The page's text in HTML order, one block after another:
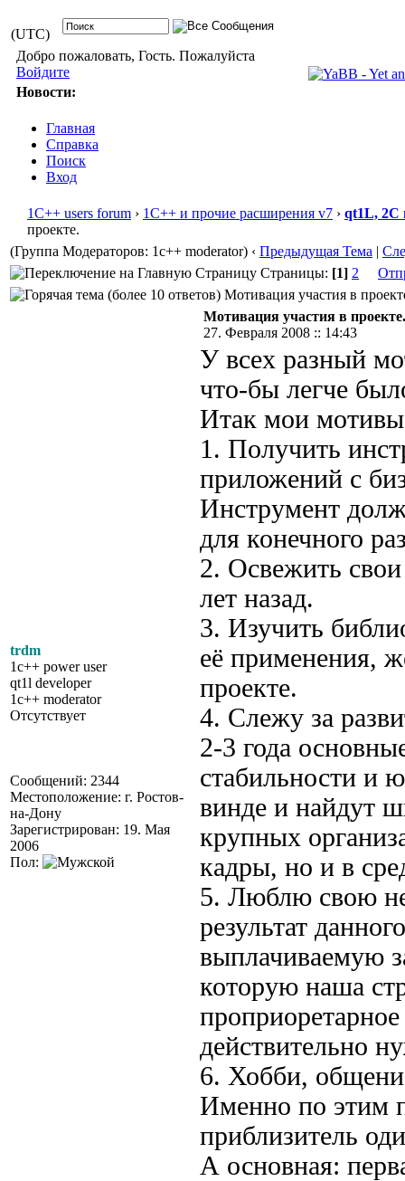
(UTC)
Добро пожаловать, Гость. Пожалуйста
Войдите
Новости:
Главная
Справка
Поиск
Вход
1С++ users forum › 1С++ и прочие расширения v7 › qt1L, 2C
проекте.
(Группа Модераторов: 1c++ moderator) ‹ Предыдущая Тема |
Страницы: [1] 2
Мотивация участия в
trdm
1c++ power user
qt1l developer
1c++ moderator
Отсутствует
Сообщений: 2344
Местоположение: г. Ростов-
на-Дону
Зарегистрирован: 19. Мая
2006
Пол:
Мотивация участия в проекте.
27. Февраля 2008 :: 14:43
У всех разный
что-бы легче
Итак мои мотивы
1. Получить
приложений с
Инструмент
для конечного
2. Освежить
лет назад.
3. Изучить
её применения,
проекте.
4. Слежу за
2-3 года
стабильности и
винде и найдут
крупных
кадры, но и в
5. Люблю свою
результат
выплачиваемую
которую наша
действительно
6. Хобби,
Именно по этим
приблизитель
А основная: